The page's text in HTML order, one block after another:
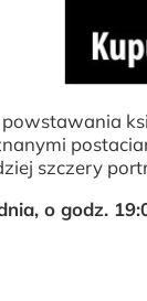
szczery
o godz.